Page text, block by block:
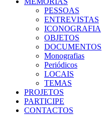
PESSOAS
ENTREVISTAS
ICONOGRAFIA
OBJETOS
DOCUMENTOS
Monografias
Periódicos
LOCAIS
TEMAS
PROJETOS
PARTICIPE
CONTACTOS